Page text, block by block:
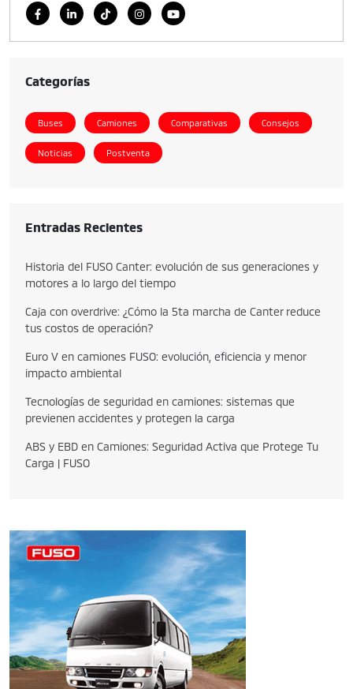
Categorías
Buses Camiones Comparativas Consejos
Noticias Postventa
Entradas Recientes
Historia del FUSO Canter: evolución de sus generaciones y
motores a lo largo del tiempo
Caja con overdrive: ¿Cómo la 5ta marcha de Canter reduce
tus costos de operación?
Euro V en camiones FUSO: evolución, eficiencia y menor
impacto ambiental
Tecnologías de seguridad en camiones: sistemas que
previenen accidentes y protegen la carga
ABS y EBD en Camiones: Seguridad Activa que Protege Tu
Carga | FUSO